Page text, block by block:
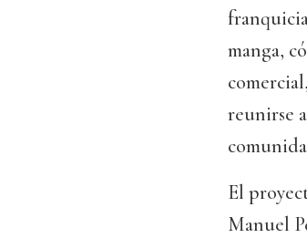
manga,
reunirse
El
Manuel